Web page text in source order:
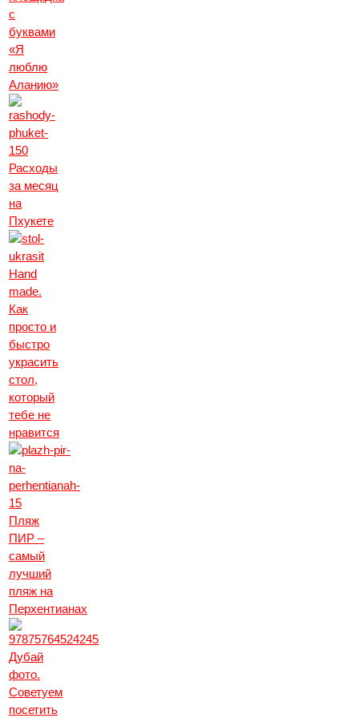
с
буквами
«Я
люблю
Аланию»
Расходы
за месяц
на
Пхукете
Hand
made.
Как
просто и
быстро
украсить
стол,
который
тебе не
нравится
Пляж
ПИР –
самый
лучший
пляж на
Перхентианах
Дубай
фото.
Советуем
посетить